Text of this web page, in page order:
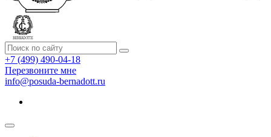
+7 (499) 490-04-18
Перезвоните мне
info@posuda-bernadott.ru